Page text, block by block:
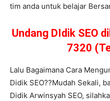
tim anda untuk belajar
Undang DIdik SEO
7320
Lalu Bagaimana Cara
Didik SEO??Mudah Sekali,
Didik Arwinsyah SEO,